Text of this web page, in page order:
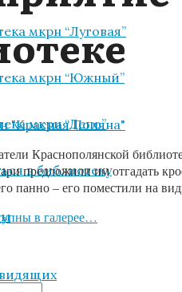
мкрн “Луговая”
мкрн “Южный”
мкрн “Депо”
в библиотеку
"Красная Поляна"
Краснополянской
предложили им отгадать
панно – его поместили на
в галерее…